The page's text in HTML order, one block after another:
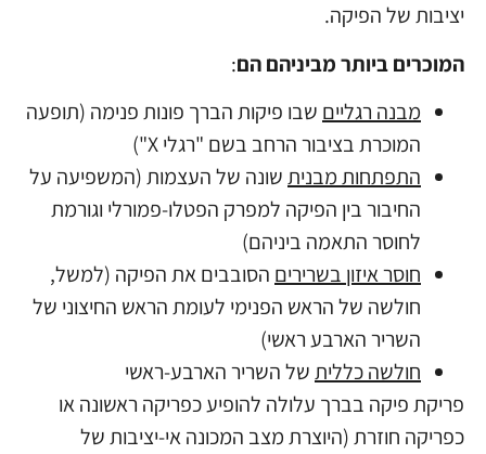
יציבות של הפיקה.
המוכרים ביותר מביניהם הם:
מבנה רגליים שבו פיקות הברך פונות פנימה (תופעה
המוכרת בציבור הרחב בשם "רגלי X")
התפתחות מבניתשונה של העצמות (המשפיעה על
החיבור בין הפיקה למפרק הפטלו-פמורלי וגורמת
לחוסר התאמה ביניהם)
חוסר איזון בשרירים הסובבים את הפיקה (למשל,
חולשה של הראש הפנימי לעומת הראש החיצוני של
השריר הארבע ראשי)
חולשה כלליתשל השריר הארבע-ראשי
פריקת פיקה בברך עלולה להופיע כפריקה ראשונה או
כפריקה חוזרת (היוצרת מצב המכונה אי-יציבות של